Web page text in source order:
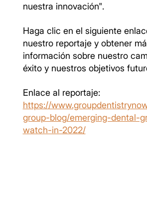
nuestra innovación".
Haga clic en el siguiente
nuestro reportaje y obtener
información sobre nuestro
éxito y nuestros objetivos
Enlace al reportaje:
https://
group-blog/emerging-dental-
watch-in-2022/